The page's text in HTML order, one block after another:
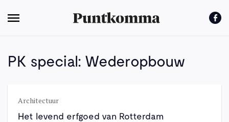
PK special: Wederopbouw
Architectuur
Het levend erfgoed van Rotterdam